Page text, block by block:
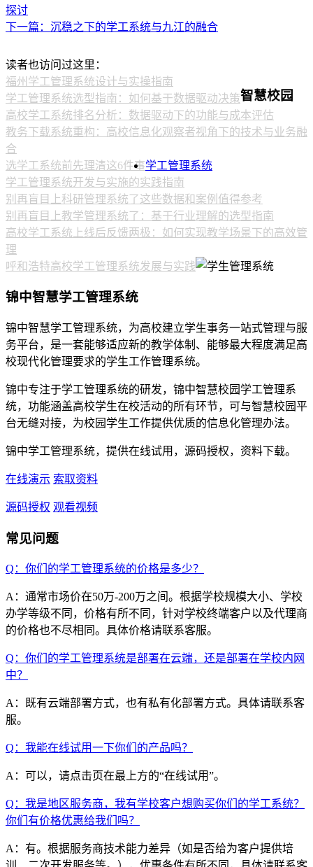
探讨
下一篇：沉稳之下的学工系统与九江的融合
读者也访问过这里：
福州学工管理系统设计与实操指南
学工管理系统选型指南：如何基于数据驱动决策
高校学工系统排名分析：数据驱动下的功能与成本评估
教务下载系统重构：高校信息化观察者视角下的技术与业务融
合
选学工系统前先理清这6件事
学工管理系统开发与实施的实践指南
别再盲目上科研管理系统了这些数据和案例值得参考
别再盲目上教学管理系统了：基于行业理解的选型指南
高校学工系统上线后反馈两极：如何实现教学场景下的高效管
理
呼和浩特高校学工管理系统发展与实践
智慧校园
学工管理系统
锦中智慧学工管理系统
锦中智慧学工管理系统，为高校建立学生事务一站式管理与服
务平台，是一套能够适应新的教学体制、能够最大程度满足高
校现代化管理要求的学生工作管理系统。
锦中专注于学工管理系统的研发，锦中智慧校园学工管理系
统，功能涵盖高校学生在校活动的所有环节，可与智慧校园平
台无缝对接，为校园学生工作提供优质的信息化管理办法。
锦中学工管理系统，提供在线试用，源码授权，资料下载。
在线演示 索取资料
源码授权 观看视频
常见问题
Q：你们的学工管理系统的价格是多少？
A：通常市场价在50万-200万之间。根据学校规模大小、学校
办学等级不同，价格有所不同，针对学校终端客户以及代理商
的价格也不尽相同。具体价格请联系客服。
Q：你们的学工管理系统是部署在云端，还是部署在学校内网
中？
A：既有云端部署方式，也有私有化部署方式。具体请联系客
服。
Q：我能在线试用一下你们的产品吗？
A：可以，请点击页在最上方的“在线试用”。
Q：我是地区服务商，我有学校客户想购买你们的学工系统？
你们有价格优惠给我们吗？
A：有。根据服务商技术能力差异（如是否给为客户提供培